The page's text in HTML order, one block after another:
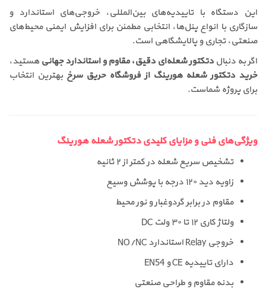
این دستگاه با تاییدیه‌های بین‌المللی، خروجی‌های استاندارد و
سازگاری با انواع پنل‌ها، انتخابی مطمئن برای افزایش ایمنی محیط‌های
صنعتی، تجاری و پالایشگاهی است.
اگر به دنبالدتکتور شعله‌ای دقیق، مقاوم و استاندارد جهانی هستید،
خرید دتکتور شعله هورینگ از فروشگاه حریق سرخ بهترین انتخاب
برای پروژه شماست.
ویژگی‌های فنی و مزایای کلیدی دتکتور شعله هورینگ
تشخیص سریع شعله در کمتر از ۲ ثانیه
زاویه دید ۱۲۰ درجه با پوشش وسیع
مقاوم در برابر گردوغبار و نور محیط
ولتاژ کاری ۱۲ تا ۳۰ ولت DC
خروجی Relay استاندارد NO/NC
دارای تاییدیه CE و EN54
بدنه مقاوم و طراحی صنعتی